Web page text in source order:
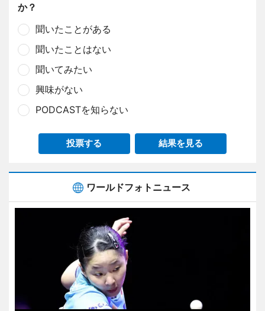
か？
聞いたことがある
聞いたことはない
聞いてみたい
興味がない
PODCASTを知らない
投票する 結果を見る
ワールドフォトニュース